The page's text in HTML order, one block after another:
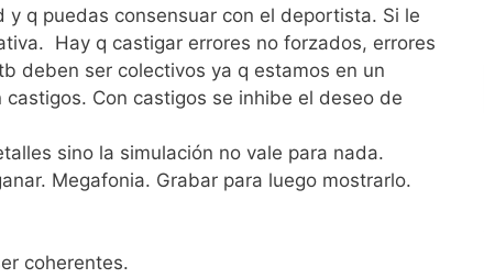
q puedas consensuar con el deportista. Si le
Hay q castigar errores no forzados, errores
deben ser colectivos ya q estamos en un
Con castigos se inhibe el deseo de
sino la simulación no vale para nada.
Megafonia. Grabar para luego mostrarlo.
coherentes.